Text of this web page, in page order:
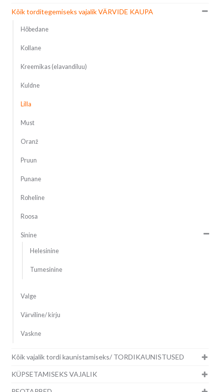
Kõik torditegemiseks vajalik VÄRVIDE KAUPA
Hõbedane
Kollane
Kreemikas (elavandiluu)
Kuldne
Lilla
Must
Oranž
Pruun
Punane
Roheline
Roosa
Sinine
Helesinine
Tumesinine
Valge
Värviline/ kirju
Vaskne
Kõik vajalik tordi kaunistamiseks/ TORDIKAUNISTUSED
KÜPSETAMISEKS VAJALIK